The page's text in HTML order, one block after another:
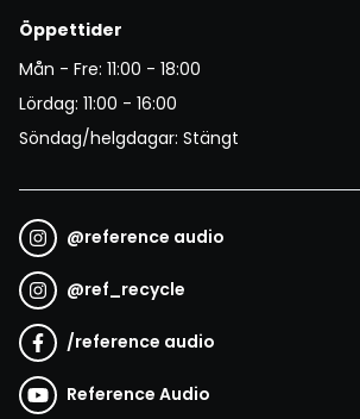
Öppettider
Mån - Fre: 11:00 - 18:00
Lördag: 11:00 - 16:00
Söndag/helgdagar: Stängt
@reference audio
@ref_recycle
/reference audio
Reference Audio